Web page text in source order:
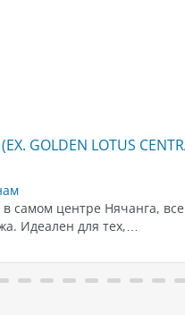
GOLDEN LOTUS
самом центре Нячанга,
Идеален для тех,…